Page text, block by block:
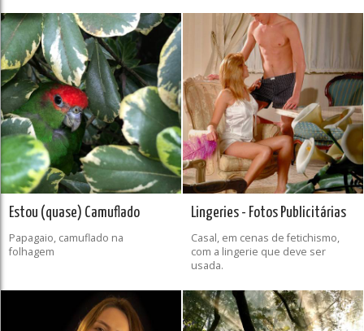
Estou (quase) Camuflado
Papagaio, camuflado na
folhagem
Lingeries - Fotos Publicitárias
Casal, em cenas de fetichismo,
com a lingerie que deve ser
usada.